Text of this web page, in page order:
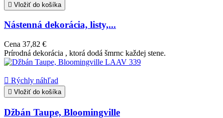
 Vložiť do košíka
Nástenná dekorácia, listy,...
Cena 37,82 €
Prírodná dekorácia , ktorá dodá šmrnc každej stene.
 Rýchly náhľad
 Vložiť do košíka
Džbán Taupe, Bloomingville